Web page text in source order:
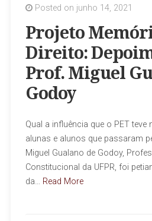
Posted on junho 14, 2021
Projeto
Direito:
Prof. Miguel
Godoy
Qual a influência que o PET teve
alunas e alunos que passaram
Miguel Gualano de Godoy,
Constitucional da UFPR, foi
da… Read More